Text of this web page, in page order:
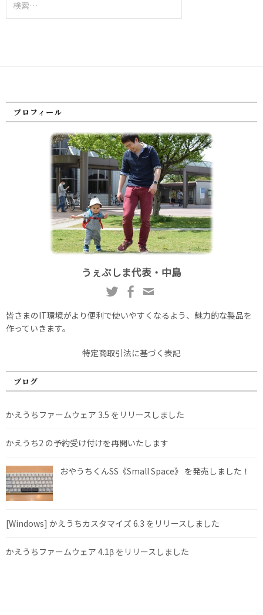
索:
プロフィール
うぇぶしま代表・中島
皆さまのIT環境がより便利で使いやすくなるよう、魅力的な製品を
作っていきます。
特定商取引法に基づく表記
ブログ
かえうちファームウェア 3.5 をリリースしました
かえうち2 の予約受け付けを再開いたします
おやうちくんSS《Small Space》 を発売しました！
[Windows] かえうちカスタマイズ 6.3 をリリースしました
かえうちファームウェア 4.1β をリリースしました